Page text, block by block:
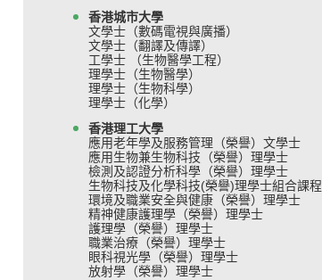
香港城市大學
文學士（數碼電視與廣播）
文學士（翻譯及傳譯）
工學士 （生物醫學工程）
理學士（生物醫學）
理學士（生物科學）
理學士（化學）
香港理工大學
應用老年學及服務管理（榮譽）文學士
應用生物兼生物科技（榮譽）理學士
檢測及認證分析科學（榮譽）理學士
生物科技及化學科技(榮譽)理學士組合課程
環境及職業安全與健康（榮譽）理學士
精神健康護理學（榮譽）理學士
護理學（榮譽）理學士
職業治療（榮譽）理學士
眼科視光學（榮譽）理學士
放射學（榮譽）理學士